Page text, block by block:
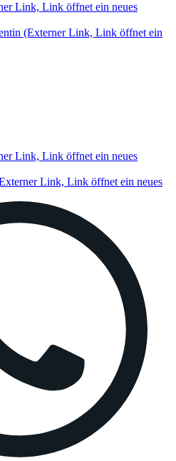
Link, Link öffnet ein neues
(Externer Link, Link öffnet ein
Link, Link öffnet ein neues
Link, Link öffnet ein neues